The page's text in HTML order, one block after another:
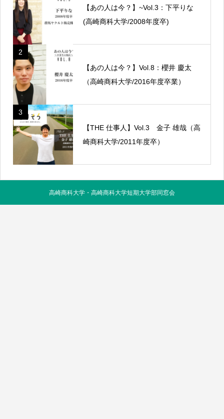
【あの人は今？】~Vol.3：下平りな
(高崎商科大学/2008年度卒)
2
【あの人は今？】Vol.8：櫻井 慶太
（高崎商科大学/2016年度卒業）
3
【THE 仕事人】Vol.3 金子 雄哉（高
崎商科大学/2011年度卒）
高崎商科大学・高崎商科大学短期大学部同窓会